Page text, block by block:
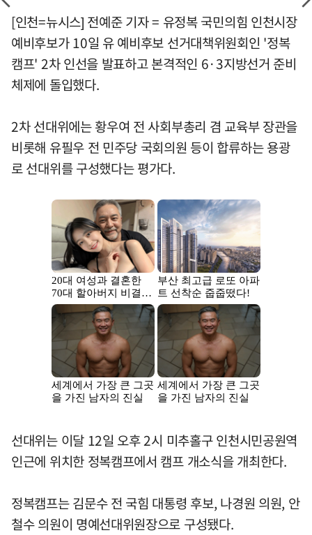
[인천=뉴시스] 전예준 기자 = 유정복 국민의힘 인천시장
예비후보가 10일 유 예비후보 선거대책위원회인 '정복
캠프' 2차 인선을 발표하고 본격적인 6·3지방선거 준비
체제에 돌입했다.
2차 선대위에는 황우여 전 사회부총리 겸 교육부 장관을
비롯해 유필우 전 민주당 국회의원 등이 합류하는 용광
로 선대위를 구성했다는 평가다.
선대위는 이달 12일 오후 2시 미추홀구 인천시민공원역
인근에 위치한 정복캠프에서 캠프 개소식을 개최한다.
정복캠프는 김문수 전 국힘 대통령 후보, 나경원 의원, 안
철수 의원이 명예선대위원장으로 구성됐다.